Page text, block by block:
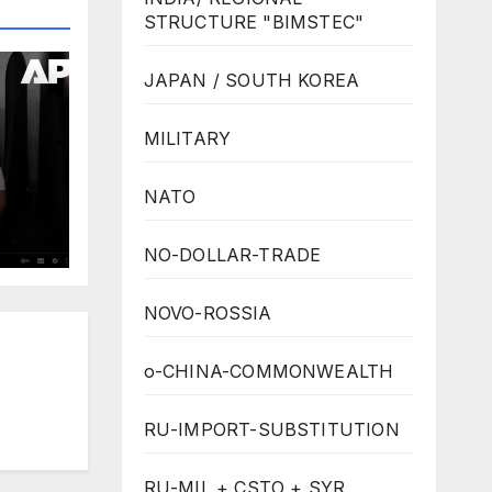
STRUCTURE "BIMSTEC"
JAPAN / SOUTH KOREA
MILITARY
NATO
NO-DOLLAR-TRADE
NOVO-ROSSIA
o-CHINA-COMMONWEALTH
RU-IMPORT-SUBSTITUTION
RU-MIL + CSTO + SYR